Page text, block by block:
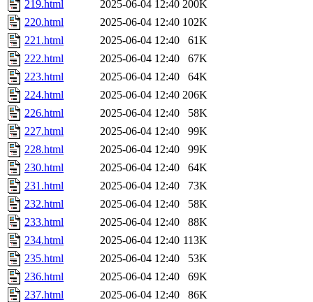
219.html
2025-06-04 12:40 200K
220.html
2025-06-04 12:40 102K
221.html
2025-06-04 12:40
61K
222.html
2025-06-04 12:40
67K
223.html
2025-06-04 12:40
64K
224.html
2025-06-04 12:40 206K
226.html
2025-06-04 12:40
58K
227.html
2025-06-04 12:40
99K
228.html
2025-06-04 12:40
99K
230.html
2025-06-04 12:40
64K
231.html
2025-06-04 12:40
73K
232.html
2025-06-04 12:40
58K
233.html
2025-06-04 12:40
88K
234.html
2025-06-04 12:40 113K
235.html
2025-06-04 12:40
53K
236.html
2025-06-04 12:40
69K
237.html
2025-06-04 12:40
86K